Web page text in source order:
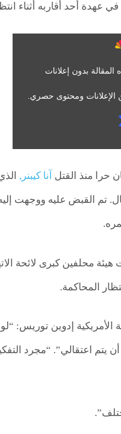
في عهدة أحد أقاربه أثناء
بدون إعلانات
ومحتوى حصري.
آنا كيبنر,
تم القبض عليه ووجهت
محلفين كبرى لائحة
المحاكمة.
اعتقالي”. “مجرد